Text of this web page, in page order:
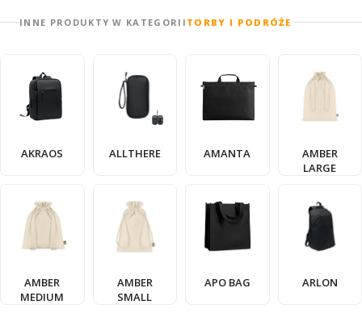
INNE PRODUKTY W KATEGORII TORBY I PODRÓŻE
AKRAOS ALLTHERE AMANTA
AMBER
LARGE
AMBER
MEDIUM
AMBER
SMALL
APO BAG ARLON